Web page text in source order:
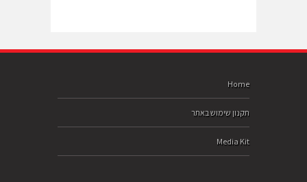
Home
תקנון שימוש באתר
Media Kit